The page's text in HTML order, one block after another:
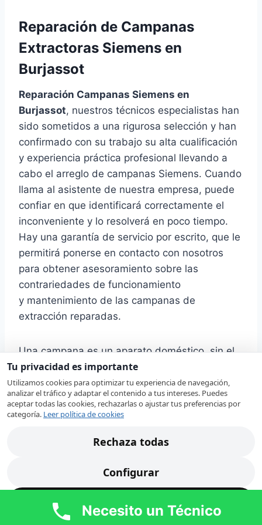
Reparación de Campanas
Extractoras Siemens en
Burjassot
Reparación Campanas Siemens en
Burjassot, nuestros técnicos especialistas han
sido sometidos a una rigurosa selección y han
confirmado con su trabajo su alta cualificación
y experiencia práctica profesional llevando a
cabo el arreglo de campanas Siemens. Cuando
llama al asistente de nuestra empresa, puede
confiar en que identificará correctamente el
inconveniente y lo resolverá en poco tiempo.
Hay una garantía de servicio por escrito, que le
permitirá ponerse en contacto con nosotros
para obtener asesoramiento sobre las
contrariedades de funcionamiento
y mantenimiento de las campanas de
extracción reparadas.
Una campana es un aparato doméstico, sin el
que en nuestros días es difícil imaginar el
interior de una cocina. Como regla, este equipo
es de alta calidad y puede funcionar sin
inconvenientes y averías durante bastante
tarde que temprano, las campanas de
profesional capacitado.
Nuestros técnicos en Burjassot revisan su
Tu privacidad es importante
Utilizamos cookies para optimizar tu experiencia de navegación,
analizar el tráfico y adaptar el contenido a tus intereses. Puedes
aceptar todas las cookies, rechazarlas o ajustar tus preferencias por
categoría. Leer política de cookies
Rechaza todas
Configurar
Acepta todas
Necesito un Técnico